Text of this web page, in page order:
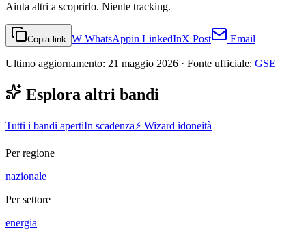
Aiuta altri a scoprirlo. Niente tracking.
Copia link W WhatsAppin LinkedInX Post Email
Ultimo aggiornamento: 21 maggio 2026 · Fonte ufficiale: GSE
Esplora altri bandi
Tutti i bandi apertiIn scadenza⚡ Wizard idoneità
Per regione
nazionale
Per settore
energia